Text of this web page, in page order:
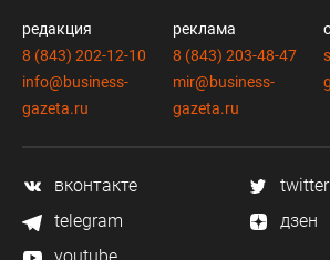
редакция
8 (843) 202-12-10
info@business-
gazeta.ru
реклама
8 (843) 203-48-47
mir@business-
gazeta.ru
вконтакте
twitter
telegram
дзен